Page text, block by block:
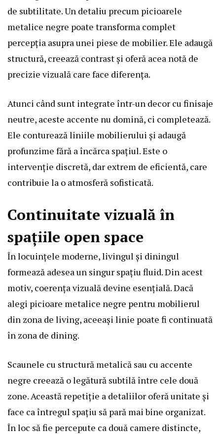
de subtilitate. Un detaliu precum picioarele
metalice negre poate transforma complet
percepția asupra unei piese de mobilier. Ele adaugă
structură, creează contrast și oferă acea notă de
precizie vizuală care face diferența.
Atunci când sunt integrate într-un decor cu finisaje
neutre, aceste accente nu domină, ci completează.
Ele conturează liniile mobilierului și adaugă
profunzime fără a încărca spațiul. Este o
intervenție discretă, dar extrem de eficientă, care
contribuie la o atmosferă sofisticată.
Continuitate vizuală în
spațiile open space
În locuințele moderne, livingul și diningul
formează adesea un singur spațiu fluid. Din acest
motiv, coerența vizuală devine esențială. Dacă
alegi picioare metalice negre pentru mobilierul
din zona de living, aceeași linie poate fi continuată
în zona de dining.
Scaunele cu structură metalică sau cu accente
negre creează o legătură subtilă între cele două
zone. Această repetiție a detaliilor oferă unitate și
face ca întregul spațiu să pară mai bine organizat.
În loc să fie percepute ca două camere distincte,